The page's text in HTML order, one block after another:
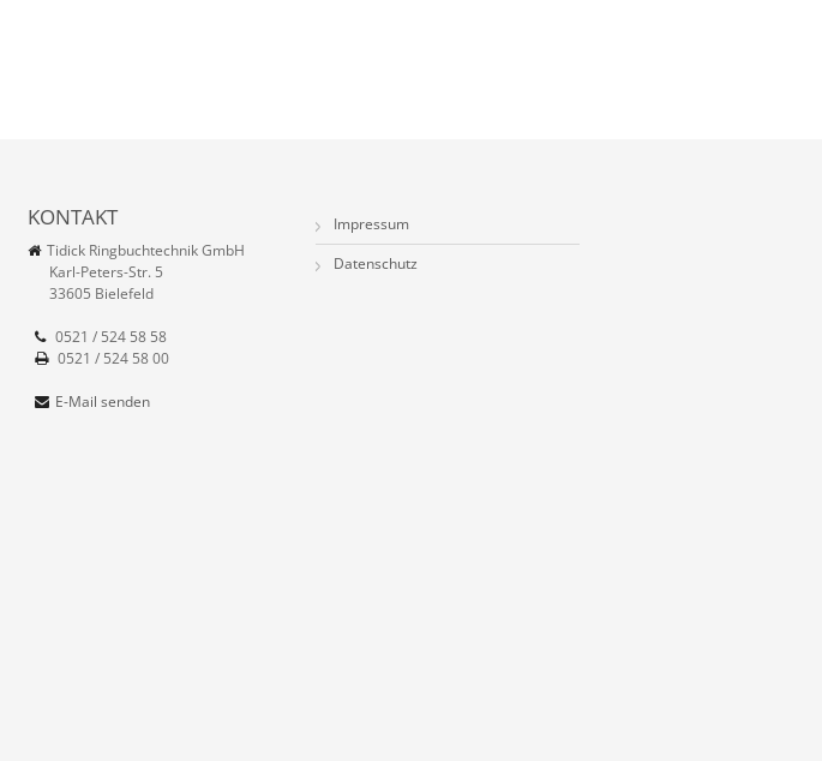
KONTAKT
Tidick Ringbuchtechnik GmbH
Karl-Peters-Str. 5
33605 Bielefeld
0521 / 524 58 58
0521 / 524 58 00
E-Mail senden
Impressum
Datenschutz